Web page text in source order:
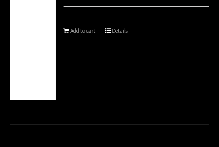
Add to cart Details